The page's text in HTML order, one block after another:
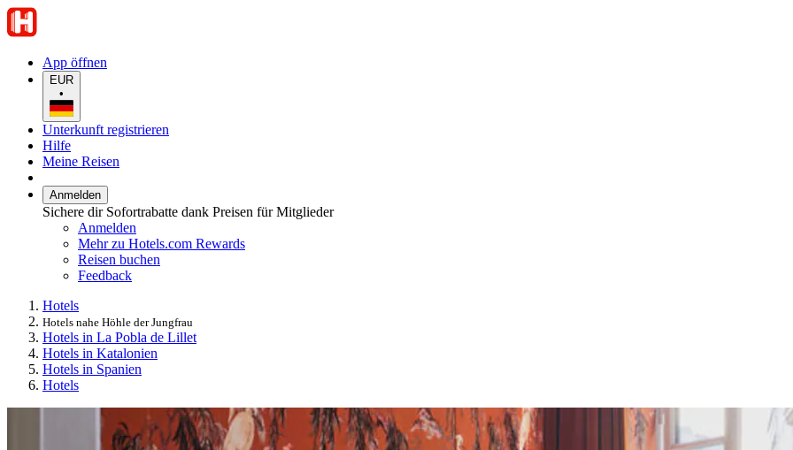
App öffnen
EUR
•
Unterkunft registrieren
Hilfe
Meine Reisen
Anmelden
Sichere dir Sofortrabatte dank Preisen für Mitglieder
Anmelden
Mehr zu Hotels.com Rewards
Reisen buchen
Feedback
Hotels
Hotels nahe Höhle der Jungfrau
Hotels in La Pobla de Lillet
Hotels in Katalonien
Hotels in Spanien
Hotels